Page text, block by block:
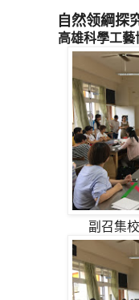
自然领綱探
高雄科學工
副召集